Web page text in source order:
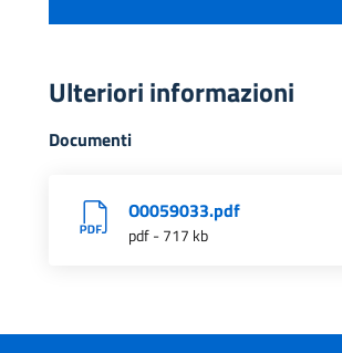
Ulteriori informazioni
Documenti
O0059033.pdf
pdf - 717 kb